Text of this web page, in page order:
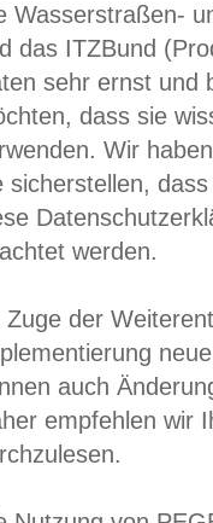
Wasserstraßen-
das ITZBund
sehr ernst und
dass sie
Wir
sicherstellen,
werden.
Zuge der
auch
empfehlen wir